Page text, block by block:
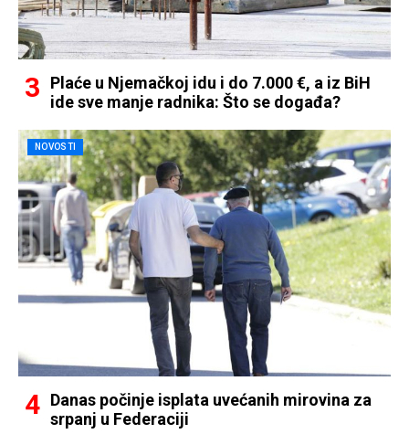
Plaće u Njemačkoj idu i do 7.000 €, a iz BiH
ide sve manje radnika: Što se događa?
NOVOSTI
Danas počinje isplata uvećanih mirovina za
srpanj u Federaciji